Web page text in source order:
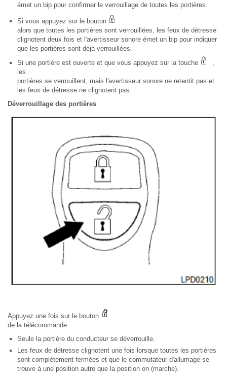
émet un bip pour confirmer le verrouillage de toutes les portières.
Si vous appuyez sur le bouton
alors que toutes les portières sont verrouillées, les feux de détresse
clignotent deux fois et l'avertisseur sonore émet un bip pour indiquer
que les portières sont déjà verrouillées.
Si une portière est ouverte et que vous appuyez sur la touche
les
portières se verrouillent, mais l'avertisseur sonore ne retentit pas et
les feux de détresse ne clignotent pas.
Déverrouillage des portières
Appuyez une fois sur le bouton
de la télécommande.
Seule la portière du conducteur se déverrouille.
Les feux de détresse clignotent une fois lorsque toutes les portières
sont complètement fermées et que le commutateur d'allumage se
trouve à une position autre que la position on (marche).